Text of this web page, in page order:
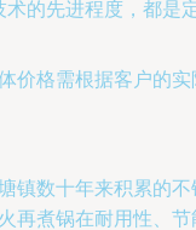
的先进程度，都是
格需根据客户的
数十年来积累的
煮锅在耐用性、节